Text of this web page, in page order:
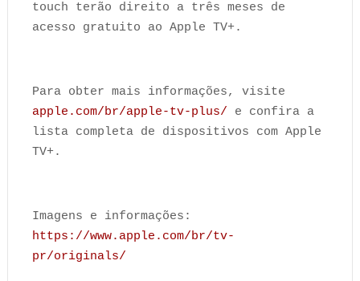
touch terão direito a três meses de
acesso gratuito ao Apple TV+.
Para obter mais informações, visite
apple.com/br/apple-tv-plus/ e confira a
lista completa de dispositivos com Apple
TV+.
Imagens e informações:
https://www.apple.com/br/tv-
pr/originals/